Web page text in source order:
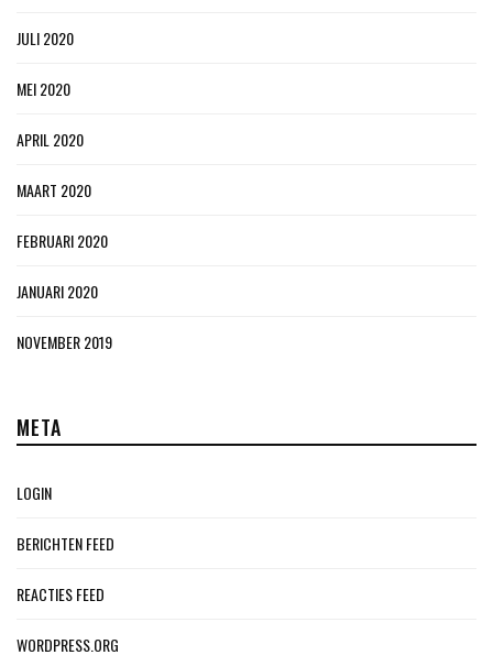
JULI 2020
MEI 2020
APRIL 2020
MAART 2020
FEBRUARI 2020
JANUARI 2020
NOVEMBER 2019
META
LOGIN
BERICHTEN FEED
REACTIES FEED
WORDPRESS.ORG